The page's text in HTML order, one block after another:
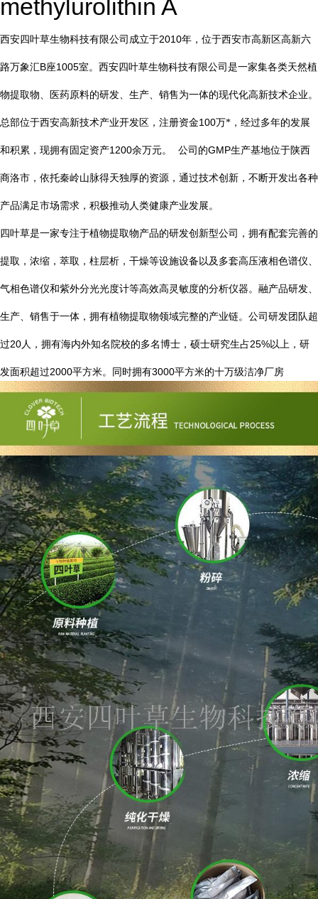
methylurolithin A
西安四叶草生物科技有限公司成立于2010年，位于西安市高新区高新六
路万象汇B座1005室。西安四叶草生物科技有限公司是一家集各类天然植
物提取物、医药原料的研发、生产、销售为一体的现代化高新技术企业。
总部位于西安高新技术产业开发区，注册资金100万*，经过多年的发展
和积累，现拥有固定资产1200余万元。 公司的GMP生产基地位于陕西
商洛市，依托秦岭山脉得天独厚的资源，通过技术创新，不断开发出各种
产品满足市场需求，积极推动人类健康产业发展。
四叶草是一家专注于植物提取物产品的研发创新型公司，拥有配套完善的
提取，浓缩，萃取，柱层析，干燥等设施设备以及多套高压液相色谱仪、
气相色谱仪和紫外分光光度计等高效高灵敏度的分析仪器。融产品研发、
生产、销售于一体，拥有植物提取物领域完整的产业链。公司研发团队超
过20 人，拥有海内外知名院校的多名博士，硕士研究生占25%以上，研
发面积超过2000平方米。同时拥有3000平方米的十万级洁净厂房